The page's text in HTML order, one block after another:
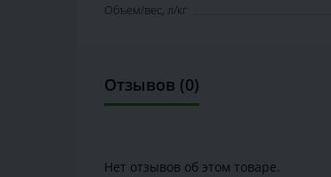
Объем/вес, л/кг
Отзывов (0)
Нет отзывов об этом товаре.